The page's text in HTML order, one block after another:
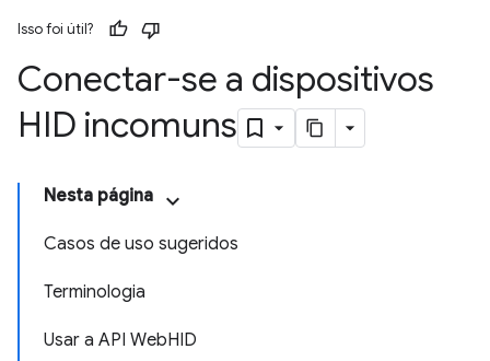
Isso foi útil?
Conectar-se a dispositivos
HID incomuns
Nesta página
Casos de uso sugeridos
Terminologia
Usar a API WebHID